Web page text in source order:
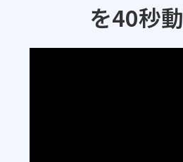
を40秒